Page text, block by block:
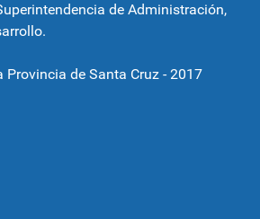
de Administración,
de Santa Cruz - 2017